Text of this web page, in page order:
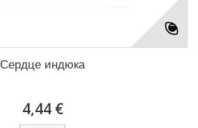
Сердце индюка
4,44 €